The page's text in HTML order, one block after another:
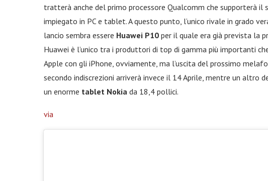
tratterà anche del primo processore Qualcomm che supporterà il
impiegato in PC e tablet. A questo punto, l’unico rivale in grado
lancio sembra essere Huawei P10 per il quale era già prevista la
Huawei è l’unico tra i produttori di top di gamma più importanti
Apple con gli iPhone, ovviamente, ma l’uscita del prossimo
secondo indiscrezioni arriverà invece il 14 Aprile, mentre un altro
un enorme tablet Nokia da 18,4 pollici.
via